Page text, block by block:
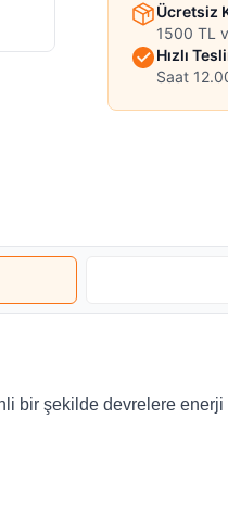
Ücretsiz
1500 TL
Hızlı
Saat
şekilde devrelere enerji